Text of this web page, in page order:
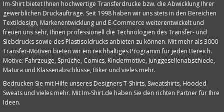
Im-Shirt bietet Ihnen hochwertige Transferdrucke bzw. die Abwicklung Ihrer
gewerblichen Druckaufträge. Seit 1998 haben wir uns stets in den Bereichen
Textildesign, Markenentwicklung und E‑Commerce weiterentwickelt und
freuen uns sehr, Ihnen professionell die Technologien des Transfer- und
Siebdrucks sowie des Plastisoldrucks anbieten zu können. Mit mehr als 3000
Transfer-Motiven bieten wir ein reichhaltiges Programm für jeden Bereich.
Motive: Fahrzeuge, Sprüche, Comics, Kindermotive, Junggesellenabschiede,
Matura und Klassenabschlüsse, Biker und vieles mehr.
Bedrucken Sie mit Hilfe unseres Designers T-Shirts, Sweatshirts, Hooded
Sweats und vieles mehr. Mit Im-Shirt.de haben Sie den richten Partner für Ihre
Ideen.